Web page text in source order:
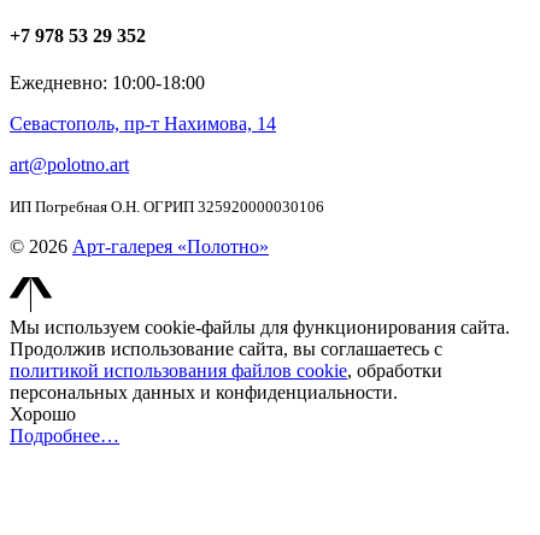
+7 978 53 29 352
Ежедневно: 10:00-18:00
Севастополь, пр-т Нахимова, 14
art@polotno.art
ИП Погребная О.Н. ОГРИП 325920000030106
© 2026 Арт-галерея «Полотно»
Мы используем cookie-файлы для функционирования сайта.
Продолжив использование сайта, вы соглашаетесь с
политикой использования файлов cookie, обработки
персональных данных и конфиденциальности.
Хорошо
Подробнее…